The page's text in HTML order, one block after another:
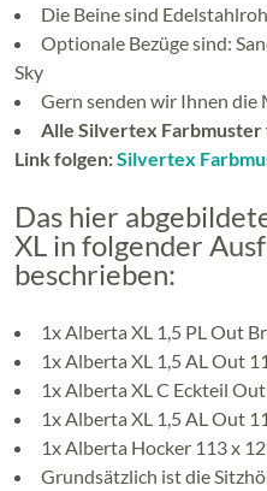
Die Beine sind
Optionale Bezüge sind:
Sky
Gern senden wir Ihnen die
Alle Silvertex Farbmuster
Link folgen:Silvertex
Das hier
XL in folgender
beschrieben:
1x Alberta XL 1,5 PL Out
1x Alberta XL 1,5 AL Out
1x Alberta XL C Eckteil
1x Alberta XL 1,5 AL Out
1x Alberta Hocker 113 x
Grundsätzlich ist die